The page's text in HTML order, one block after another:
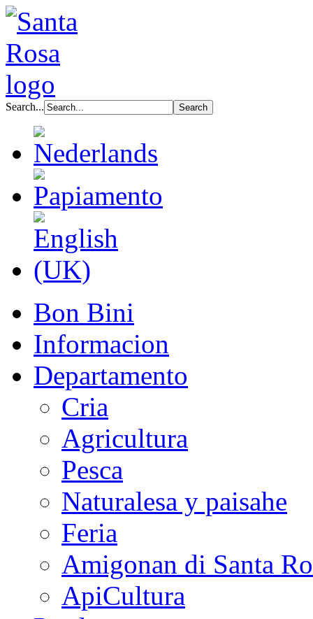
Search...
Bon Bini
Informacion
Departamento
Cria
Agricultura
Pesca
Naturalesa y paisahe
Feria
Amigonan di Santa
ApiCultura